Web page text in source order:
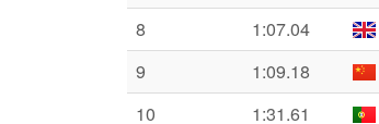
8
1:07.04
9
1:09.18
10
1:31.61